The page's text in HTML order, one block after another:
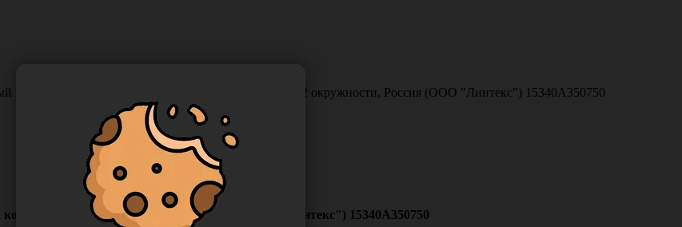
МР(4), USP(1), длина 75 см, игла колющая HR-35, 1/2 окружности, Россия (ООО "Линтекс") 15340A350750
HR-35, 1/2 окружности, Россия (ООО "Линтекс") 15340A350750